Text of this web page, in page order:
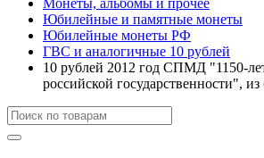
Юбилейные и памятные монеты
Юбилейные монеты РФ
ГВС и аналогичные 10 рублей
10 рублей 2012 год СПМД "1150-
российской государственности",